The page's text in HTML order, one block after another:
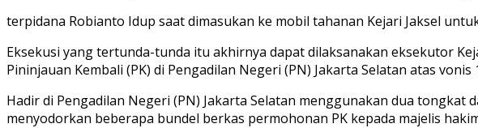
terpidana Robianto Idup saat dimasukan ke mobil tahanan Kejari Jaksel
Eksekusi yang tertunda-tunda itu akhirnya dapat dilaksanakan eksekutor
Pininjauan Kembali (PK) di Pengadilan Negeri (PN) Jakarta Selatan atas
Hadir di Pengadilan Negeri (PN) Jakarta Selatan menggunakan dua
menyodorkan beberapa bundel berkas permohonan PK kepada majelis